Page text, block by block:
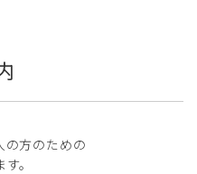
の方のための
。